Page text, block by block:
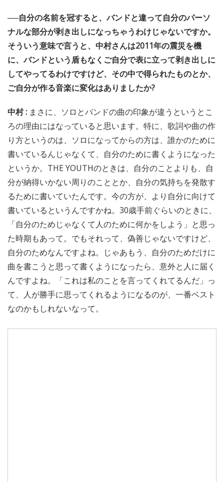
──自分の名前を冠すると、バンドと違って自分のパーソ
ナルな部分が剥き出しになっちゃうわけじゃないですか。
そういう意味で言うと、中村さんは2011年の震災を機
に、バンドという盾もなくご自分で表に立って剥き出しに
してやってるわけですけど、その中で得られたものとか、
ご自分が作る音楽に変化はありましたか?
中村 : まさに、ソロとバンドの曲の印象が違うというとこ
ろの理由にはなっていると思います。特に、歌詞や曲の作
り方というのは、ソロになってからの方は、誰かのために
書いているんじゃなくて、自分のために書くようになった
というか。THE YOUTHのときは、自分のことよりも、自
分が納得いかない周りのこととか、自分の気持ちを発散す
るために書いていたんです。今の方が、より自分に向けて
書いているというんですかね。30歳手前ぐらいのときに、
「自分のためじゃなくて人のために何かをしよう」と思っ
た時期もあって。でもそれって、偽善じゃないですけど、
自分のためなんですよね。じゃあもう、自分のためだけに
曲を書こうと思って書くようになったら、意外と人に届く
んですよね。「これは私のことを言ってくれてるんだ」っ
て、人が勝手に思ってくれるようになるのが、一番ベスト
なのかもしれないなって。